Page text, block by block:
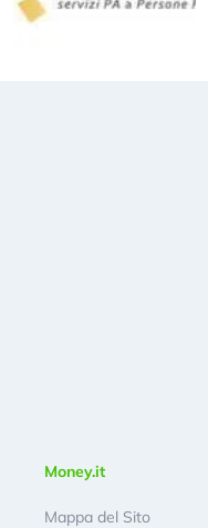
Money.it
Mappa del Sito